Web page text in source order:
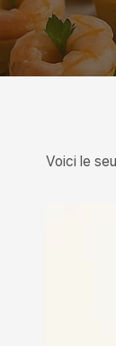
Voici le